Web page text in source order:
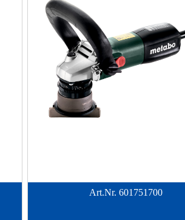
Art.Nr. 601751700